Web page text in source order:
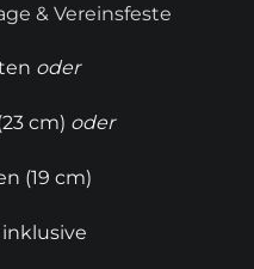
& Vereinsfeste
oder
cm) oder
(19 cm)